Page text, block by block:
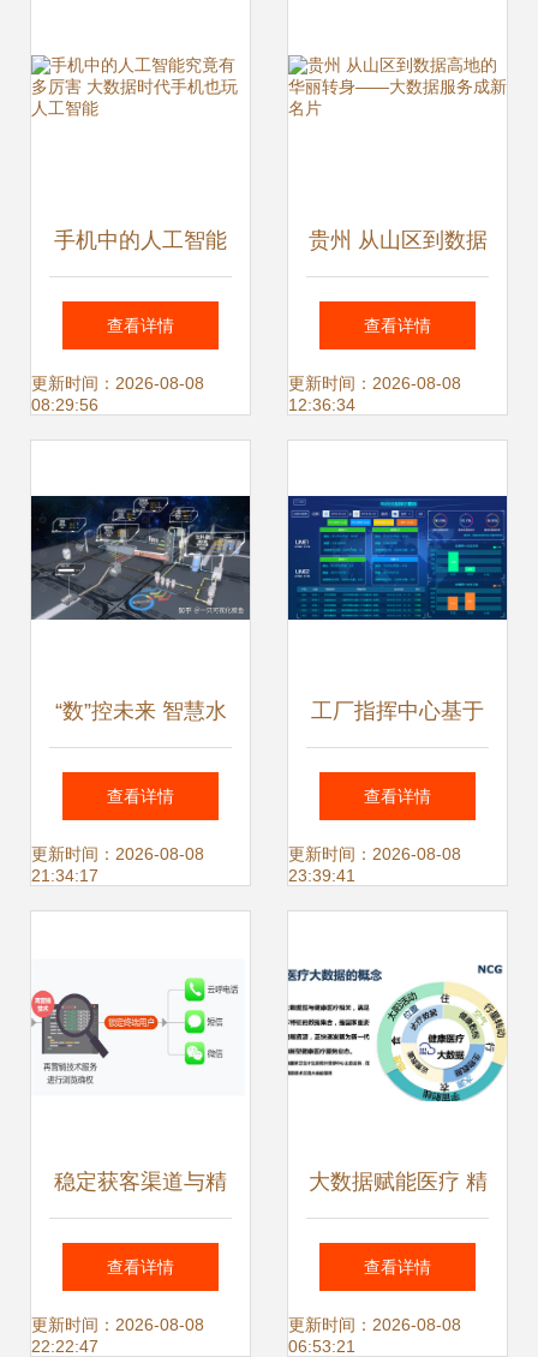
手机中的人工智能
究竟有多厉害 大数
据时代手机也玩人
查看详情
更新时间：2026-08-08
08:29:56
贵州 从山区到数据
高地的华丽转身
——大数据服务成
查看详情
更新时间：2026-08-08
12:36:34
“数”控未来 智慧水
泥工厂可视化数据
监控大屏探秘
查看详情
更新时间：2026-08-08
21:34:17
工厂指挥中心基于
大数据可视化与智
能服务的设计与应
查看详情
更新时间：2026-08-08
23:39:41
稳定获客渠道与精
准获客系统 大数据
服务商的实力对比
查看详情
更新时间：2026-08-08
22:22:47
大数据赋能医疗 精
准高效的医疗服务
新引擎
查看详情
更新时间：2026-08-08
06:53:21